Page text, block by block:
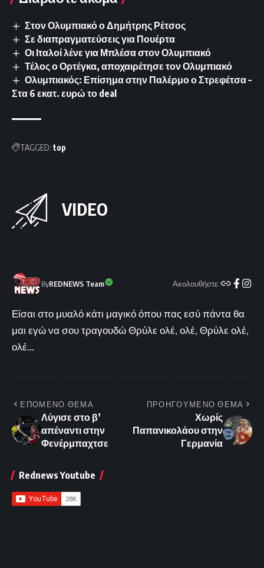
Στον Ολυμπιακό ο Δημήτρης Ρέτσος
Σε διαπραγματεύσεις για Πουέρτα
Οι Ιταλοί λένε για Μπλέσα στον Ολυμπιακό
Τέλος ο Ορτέγκα, αποχαιρέτησε τον Ολυμπιακό
Ολυμπιακός: Επίσημα στην Παλέρμο ο Στρεφέτσα –
Στα 6 εκατ. ευρώ το deal
TAGGED: top
VIDEO
ByREDNEWS Team Ακολουθήστε:
Είσαι στο μυαλό κάτι μαγικό όπου πας εσύ πάντα θα
μαι εγώ να σου τραγουδώ Θρύλε ολέ, ολέ, Θρύλε ολέ,
ολέ...
ΕΠΟΜΕΝΟ ΘΕΜΑ
Λύγισε στο β’
απέναντι στην
Φενέρμπαχτσε
ΠΡΟΗΓΟΥΜΕΝΟ ΘΕΜΑ
Χωρίς
Παπανικολάου στην
Γερμανία
Rednews Youtube